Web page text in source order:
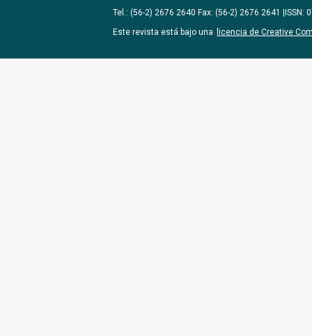
Tel.: (56-2) 2676 2640 Fax: (56-2) 2676 2641 |ISSN:
Este revista está bajo una
licencia de Creative